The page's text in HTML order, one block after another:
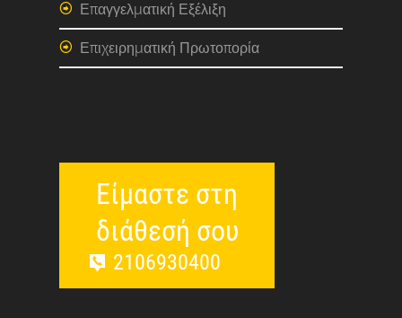
Επαγγελματική Εξέλιξη
Επιχειρηματική Πρωτοπορία
Είμαστε στη
διάθεσή σου
2106930400